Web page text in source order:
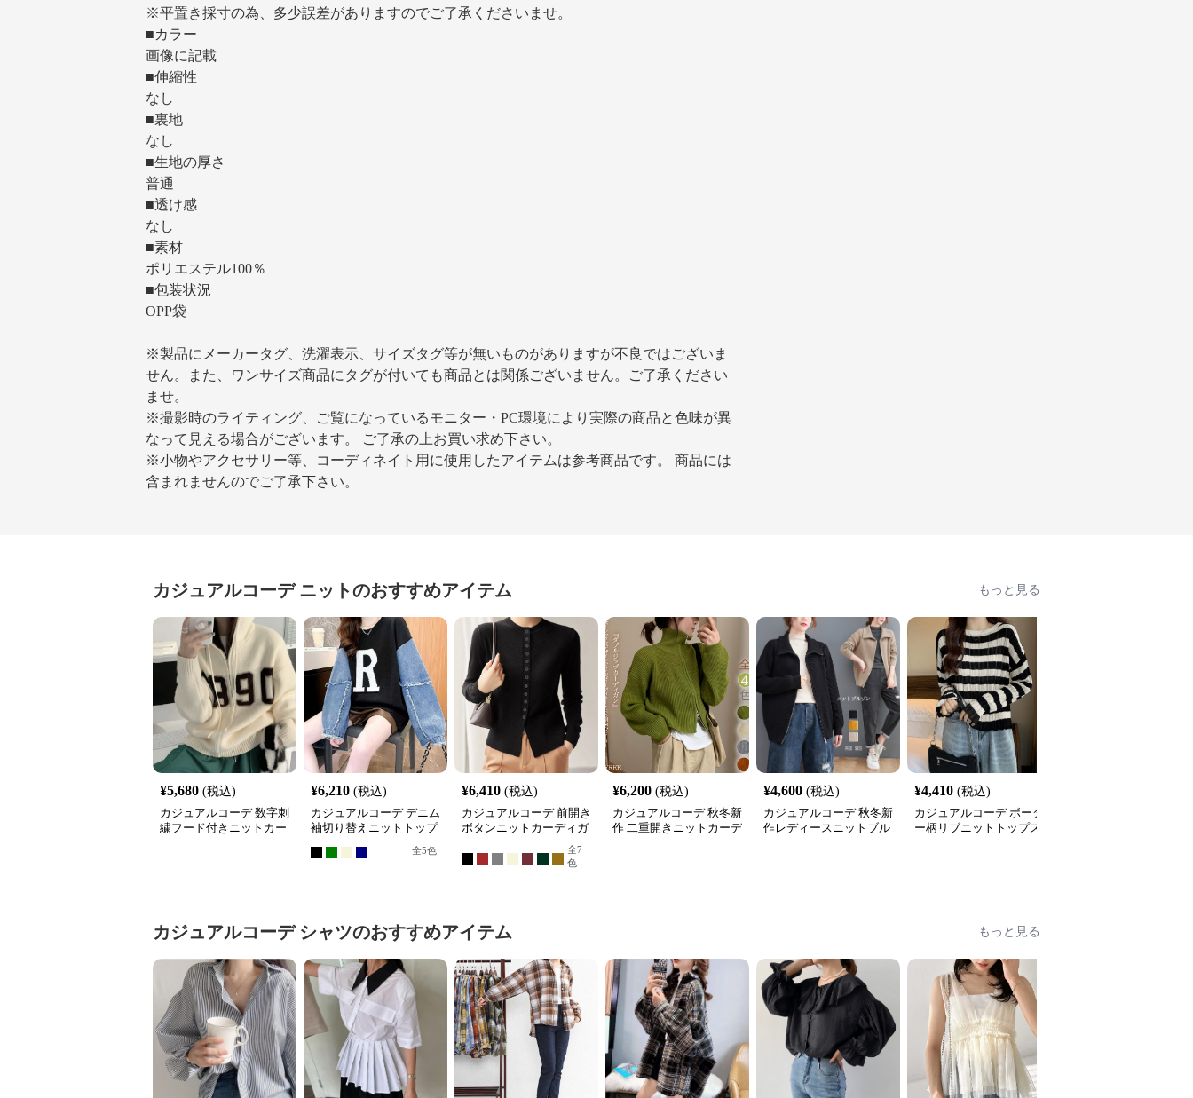
※平置き採寸の為、多少誤差がありますのでご了承くださいませ。
■カラー
画像に記載
■伸縮性
なし
■裏地
なし
■生地の厚さ
普通
■透け感
なし
■素材
ポリエステル100％
■包装状況
OPP袋
※製品にメーカータグ、洗濯表示、サイズタグ等が無いものがありますが不良ではございま
せん。また、ワンサイズ商品にタグが付いても商品とは関係ございません。ご了承ください
ませ。
※撮影時のライティング、ご覧になっているモニター・PC環境により実際の商品と色味が異
なって見える場合がございます。 ご了承の上お買い求め下さい。
※小物やアクセサリー等、コーディネイト用に使用したアイテムは参考商品です。 商品には
含まれませんのでご了承下さい。
カジュアルコーデ ニットのおすすめアイテム もっと見る
¥5,680 (税込)
カジュアルコーデ 数字刺
繍フード付きニットカー
¥6,210 (税込)
カジュアルコーデ デニム
袖切り替えニットトップ
全5色
¥6,410 (税込)
カジュアルコーデ 前開き
ボタンニットカーディガ
全7
色
¥6,200 (税込)
カジュアルコーデ 秋冬新
作 二重開きニットカーデ
¥4,600 (税込)
カジュアルコーデ 秋冬新
作レディースニットブル
¥4,410 (税込)
カジュアルコーデ ボーダ
ー柄リブニットトップス
カジュアルコーデ シャツのおすすめアイテム もっと見る